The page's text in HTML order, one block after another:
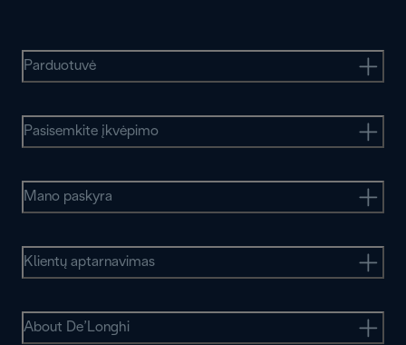
Parduotuvė
Pasisemkite įkvėpimo
Mano paskyra
Klientų aptarnavimas
About De’Longhi